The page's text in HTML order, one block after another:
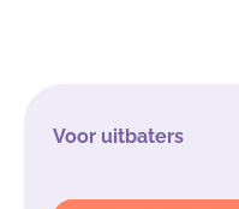
Voor uitbaters